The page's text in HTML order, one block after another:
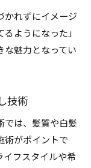
かれずにイメージ
ようになった」
な魅力となってい
技術
では、髪質や白髪
術がポイントで
イフスタイルや希